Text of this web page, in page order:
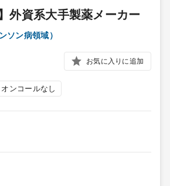
外資系大手製薬メーカー
ソン病領域）
お気に入りに追加
オンコールなし